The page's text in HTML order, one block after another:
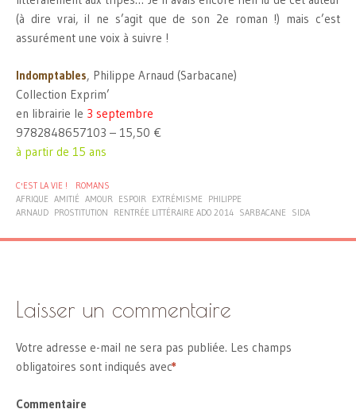
(à dire vrai, il ne s’agit que de son 2e roman !) mais c’est
assurément une voix à suivre !
Indomptables, Philippe Arnaud (Sarbacane)
Collection Exprim’
en librairie le 3 septembre
9782848657103 – 15,50 €
à partir de 15 ans
C'EST LA VIE !
ROMANS
AFRIQUE AMITIÉ AMOUR ESPOIR EXTRÉMISME
PHILIPPE
ARNAUD PROSTITUTION RENTRÉE LITTÉRAIRE ADO 2014 SARBACANE SIDA
Laisser un commentaire
Votre adresse e-mail ne sera pas publiée. Les champs
obligatoires sont indiqués avec
*
Commentaire